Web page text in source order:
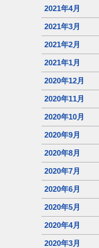
2021年4月
2021年3月
2021年2月
2021年1月
2020年12月
2020年11月
2020年10月
2020年9月
2020年8月
2020年7月
2020年6月
2020年5月
2020年4月
2020年3月